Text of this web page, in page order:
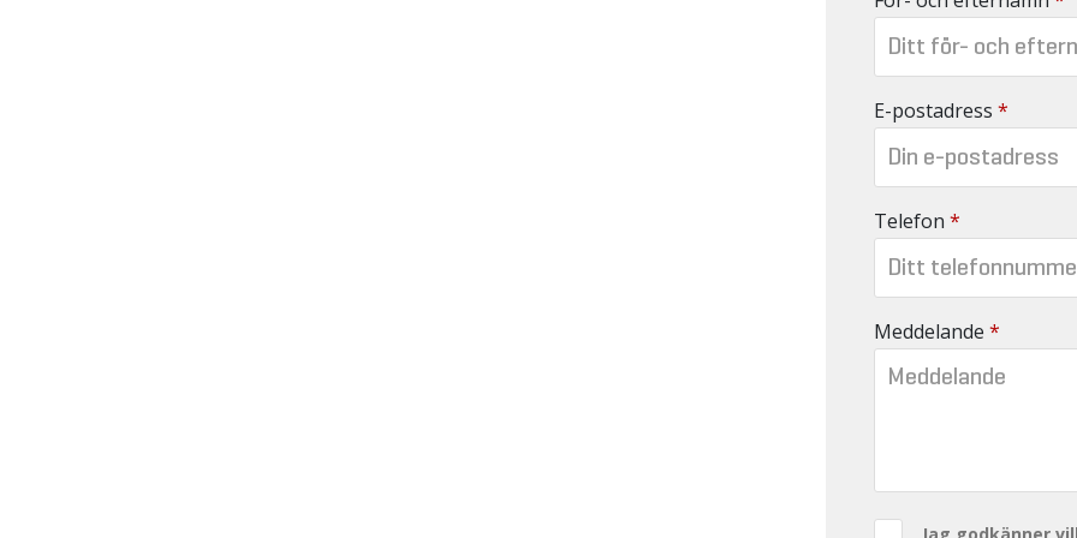
E-postadress *
Telefon *
Meddelande *